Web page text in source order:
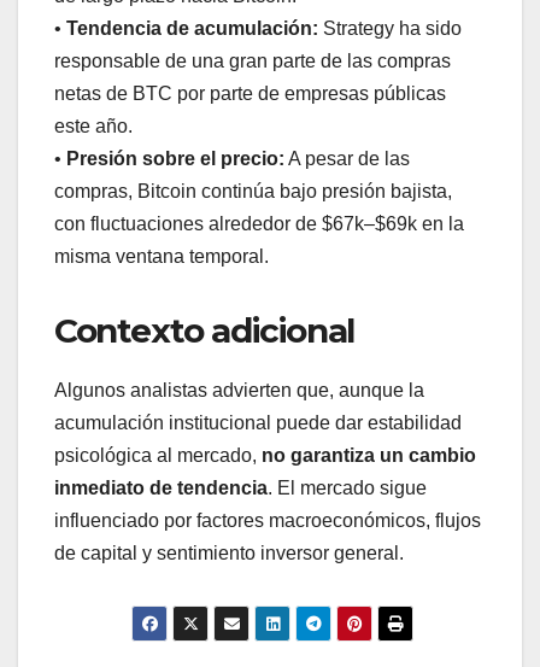
• Tendencia de acumulación: Strategy ha sido
responsable de una gran parte de las compras
netas de BTC por parte de empresas públicas
este año.
• Presión sobre el precio: A pesar de las
compras, Bitcoin continúa bajo presión bajista,
con fluctuaciones alrededor de $67k–$69k en la
misma ventana temporal.
Contexto adicional
Algunos analistas advierten que, aunque la
acumulación institucional puede dar estabilidad
psicológica al mercado, no garantiza un cambio
inmediato de tendencia. El mercado sigue
influenciado por factores macroeconómicos, flujos
de capital y sentimiento inversor general.